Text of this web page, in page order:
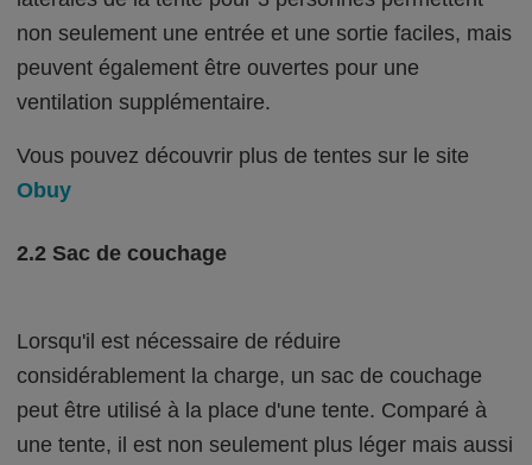
non seulement une entrée et une sortie faciles, mais
peuvent également être ouvertes pour une
ventilation supplémentaire.
Vous pouvez découvrir plus de tentes sur le site
Obuy
2.2 Sac de couchage
Lorsqu'il est nécessaire de réduire
considérablement la charge, un sac de couchage
peut être utilisé à la place d'une tente. Comparé à
une tente, il est non seulement plus léger mais aussi